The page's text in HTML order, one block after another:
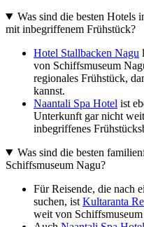
Was sind die besten Hotels
mit inbegriffenem Frühstück?
Hotel Stallbacken Nagu
von Schiffsmuseum
regionales Frühstück,
kannst.
Naantali Spa Hotel ist
Unterkunft gar nicht
inbegriffenes
Was sind die besten
Schiffsmuseum Nagu?
Für Reisende, die nach
suchen, ist Kultaranta
weit von